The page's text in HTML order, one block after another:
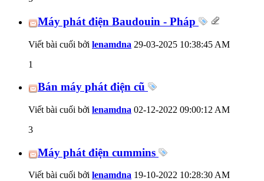
Máy phát điện Baudouin - Pháp
Viết bài cuối bởi lenamdna 29-03-2025 10:38:45 AM
1
Bán máy phát điện cũ
Viết bài cuối bởi lenamdna 02-12-2022 09:00:12 AM
3
Máy phát điện cummins
Viết bài cuối bởi lenamdna 19-10-2022 10:28:30 AM